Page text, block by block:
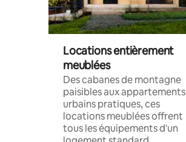
Locations entièrement
meublées
Des cabanes de montagne
paisibles aux appartements
urbains pratiques, ces
locations meublées offrent
tous les équipements d'un